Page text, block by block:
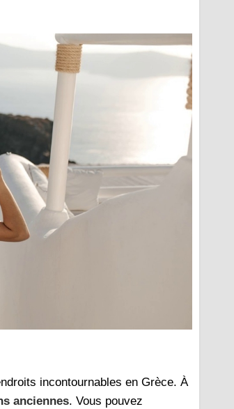
incontournables en Grèce. À
anciennes. Vous pouvez